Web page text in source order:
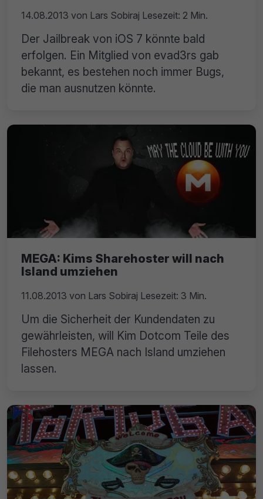
14.08.2013 von Lars Sobiraj Lesezeit: 2 Min.
Der Jailbreak von iOS 7 könnte bald
erfolgen. Ein Mitglied von evad3rs gab
bekannt, es bestehen noch immer Bugs,
die man ausnutzen könnte.
MEGA: Kims Sharehoster will nach
Island umziehen
11.08.2013 von Lars Sobiraj Lesezeit: 3 Min.
Um die Sicherheit der Kundendaten zu
gewährleisten, will Kim Dotcom Teile des
Filehosters MEGA nach Island umziehen
lassen.